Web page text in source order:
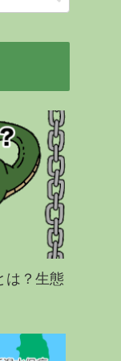
は？生態